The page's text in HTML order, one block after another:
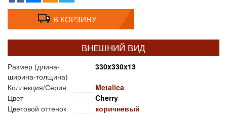
В КОРЗИНУ
ВНЕШНИЙ ВИД
Размер (длина-
ширина-толщина)
330x330x13
Коллекция/Серия
Metalica
Цвет
Cherry
Цветовой оттенок
коричневый